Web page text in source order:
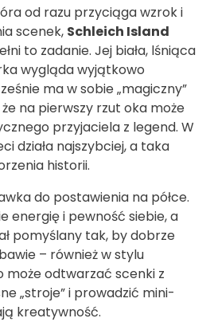
od razu przyciąga wzrok i
scenek, Schleich Island
to zadanie. Jej biała, lśniąca
wygląda wyjątkowo
ma w sobie „magiczny”
na pierwszy rzut oka może
przyjaciela z legend. W
działa najszybciej, a taka
historii.
do postawienia na półce.
energię i pewność siebie, a
pomyślany tak, by dobrze
– również w stylu
może odtwarzać scenki z
„stroje” i prowadzić mini-
kreatywność.